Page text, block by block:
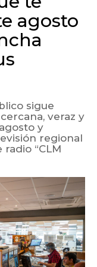
agosto
sigue
veraz y
y
regional
“CLM